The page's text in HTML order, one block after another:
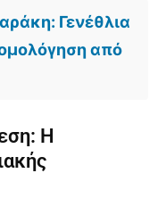
Γενέθλια
από
Η